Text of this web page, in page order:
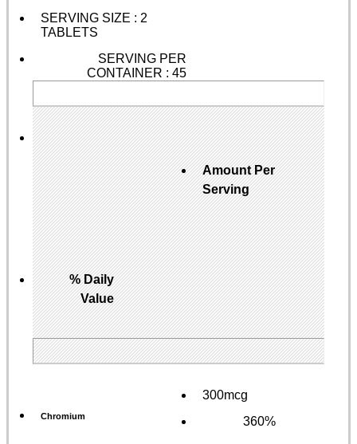
SERVING SIZE : 2
TABLETS
SERVING PER
CONTAINER : 45
Amount Per
Serving
% Daily
Value
Chromium
300mcg
360%